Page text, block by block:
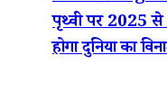
पृथ्वी पर 2025 से
होगा दुनिया का